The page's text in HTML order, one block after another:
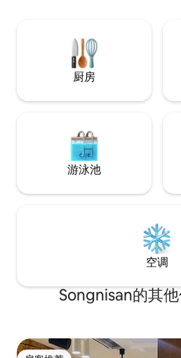
用。 ·周末（周五、周六）基础价格
人：300,000韩元 - 7-10人：35万韩
请注意，预订时支付的金额为住宿
包括独立建筑），差额为自动收取
服务费”。★（如有任何问题，请随
厨房
游泳池
空调
Songnisan的其